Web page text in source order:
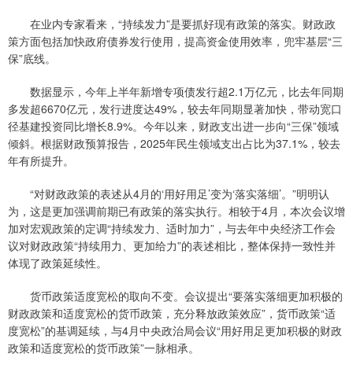
在业内专家看来，“持续发力”是要抓好现有政策的落实。财政政
策方面包括加快政府债券发行使用，提高资金使用效率，兜牢基层“三
保”底线。
数据显示，今年上半年新增专项债发行超2.1万亿元，比去年同期
多发超6670亿元，发行进度达49%，较去年同期显著加快，带动宽口
径基建投资同比增长8.9%。今年以来，财政支出进一步向“三保”领域
倾斜。根据财政预算报告，2025年民生领域支出占比为37.1%，较去
年有所提升。
“对财政政策的表述从4月的‘用好用足’变为‘落实落细’。”明明认
为，这是更加强调前期已有政策的落实执行。相较于4月，本次会议增
加对宏观政策的定调“持续发力、适时加力”，与去年中央经济工作会
议对财政政策“持续用力、更加给力”的表述相比，整体保持一致性并
体现了政策延续性。
货币政策适度宽松的取向不变。会议提出“要落实落细更加积极的
财政政策和适度宽松的货币政策，充分释放政策效应”，货币政策“适
度宽松”的基调延续，与4月中央政治局会议“用好用足更加积极的财政
政策和适度宽松的货币政策”一脉相承。